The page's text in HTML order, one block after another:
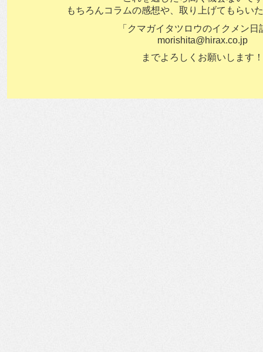
もちろんコラムの感想や、取り上げてもらい
「クマガイタツロウのイクメン日
morishita@hirax.co.jp
までよろしくお願いします！